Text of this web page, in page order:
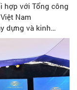
hợp với Tổng công
Nam
dựng và kinh
Đông Anh.